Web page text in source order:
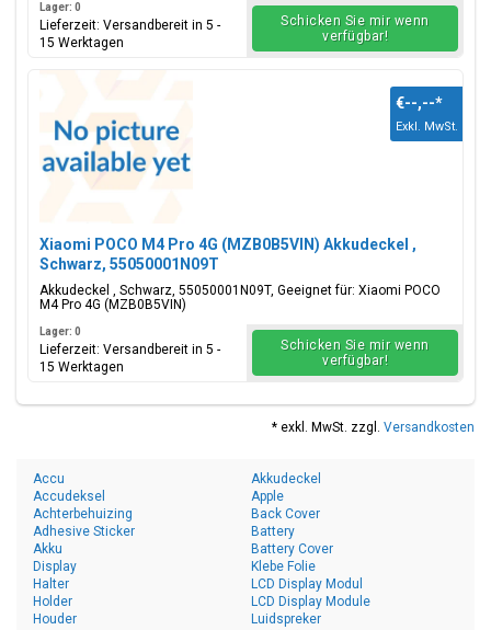
Lager: 0
Lieferzeit: Versandbereit in 5 -
15 Werktagen
Schicken Sie mir wenn
verfügbar!
Xiaomi POCO M4 Pro 4G (MZB0B5VIN) Akkudeckel ,
Schwarz, 55050001N09T
Akkudeckel , Schwarz, 55050001N09T, Geeignet für: Xiaomi POCO
M4 Pro 4G (MZB0B5VIN)
€--,--*
Exkl. MwSt.
Lager: 0
Lieferzeit: Versandbereit in 5 -
15 Werktagen
Schicken Sie mir wenn
verfügbar!
* exkl. MwSt. zzgl. Versandkosten
Accu
Accudeksel
Achterbehuizing
Adhesive Sticker
Akku
Akkudeckel
Apple
Back Cover
Battery
Battery Cover
Display
Halter
Holder
Houder
Klebe Folie
LCD Display Modul
LCD Display Module
Luidspreker